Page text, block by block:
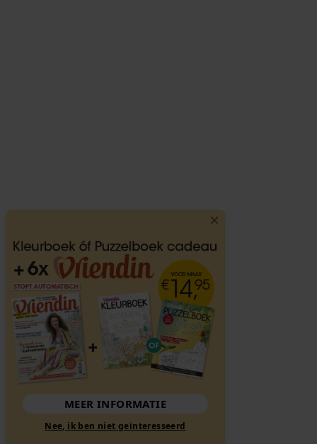
MEER INFORMATIE
Nee, ik ben niet geïnteresseerd